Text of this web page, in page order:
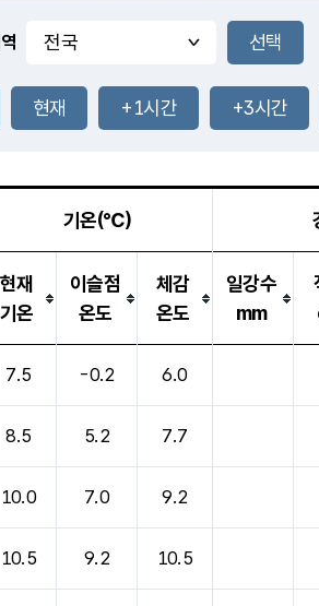
-mm
25.1
℃
25.2℃
0.5m/s
-mm
-mm
현재 +1시간 +3시간
기온(℃)
현재
기온
이슬점
온도
체감
온도
일강수
mm
7.5 -0.2 6.0
8.5 5.2 7.7
10.0 7.0 9.2
10.5 9.2 10.5